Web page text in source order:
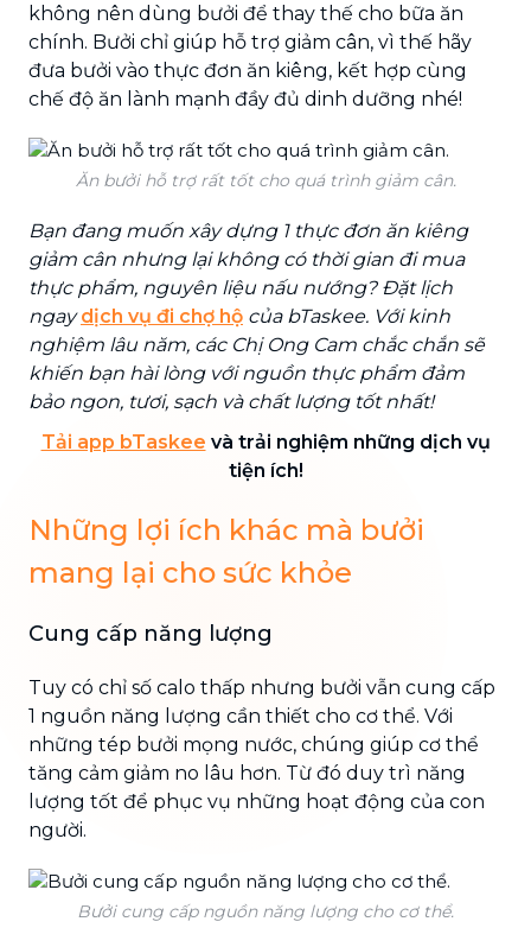
không nên dùng bưởi để thay thế cho bữa ăn
chính. Bưởi chỉ giúp hỗ trợ giảm cân, vì thế hãy
đưa bưởi vào thực đơn ăn kiêng, kết hợp cùng
chế độ ăn lành mạnh đầy đủ dinh dưỡng nhé!
Ăn bưởi hỗ trợ rất tốt cho quá trình giảm cân.
Bạn đang muốn xây dựng 1 thực đơn ăn kiêng
giảm cân nhưng lại không có thời gian đi mua
thực phẩm, nguyên liệu nấu nướng? Đặt lịch
ngaydịch vụ đi chợ hộ của bTaskee. Với kinh
nghiệm lâu năm, các Chị Ong Cam chắc chắn sẽ
khiến bạn hài lòng với nguồn thực phẩm đảm
bảo ngon, tươi, sạch và chất lượng tốt nhất!
Tải app bTaskee và trải nghiệm những dịch vụ
tiện ích!
Những lợi ích khác mà bưởi
mang lại cho sức khỏe
Cung cấp năng lượng
Tuy có chỉ số calo thấp nhưng bưởi vẫn cung cấp
1 nguồn năng lượng cần thiết cho cơ thể. Với
những tép bưởi mọng nước, chúng giúp cơ thể
tăng cảm giảm no lâu hơn. Từ đó duy trì năng
lượng tốt để phục vụ những hoạt động của con
người.
Bưởi cung cấp nguồn năng lượng cho cơ thể.